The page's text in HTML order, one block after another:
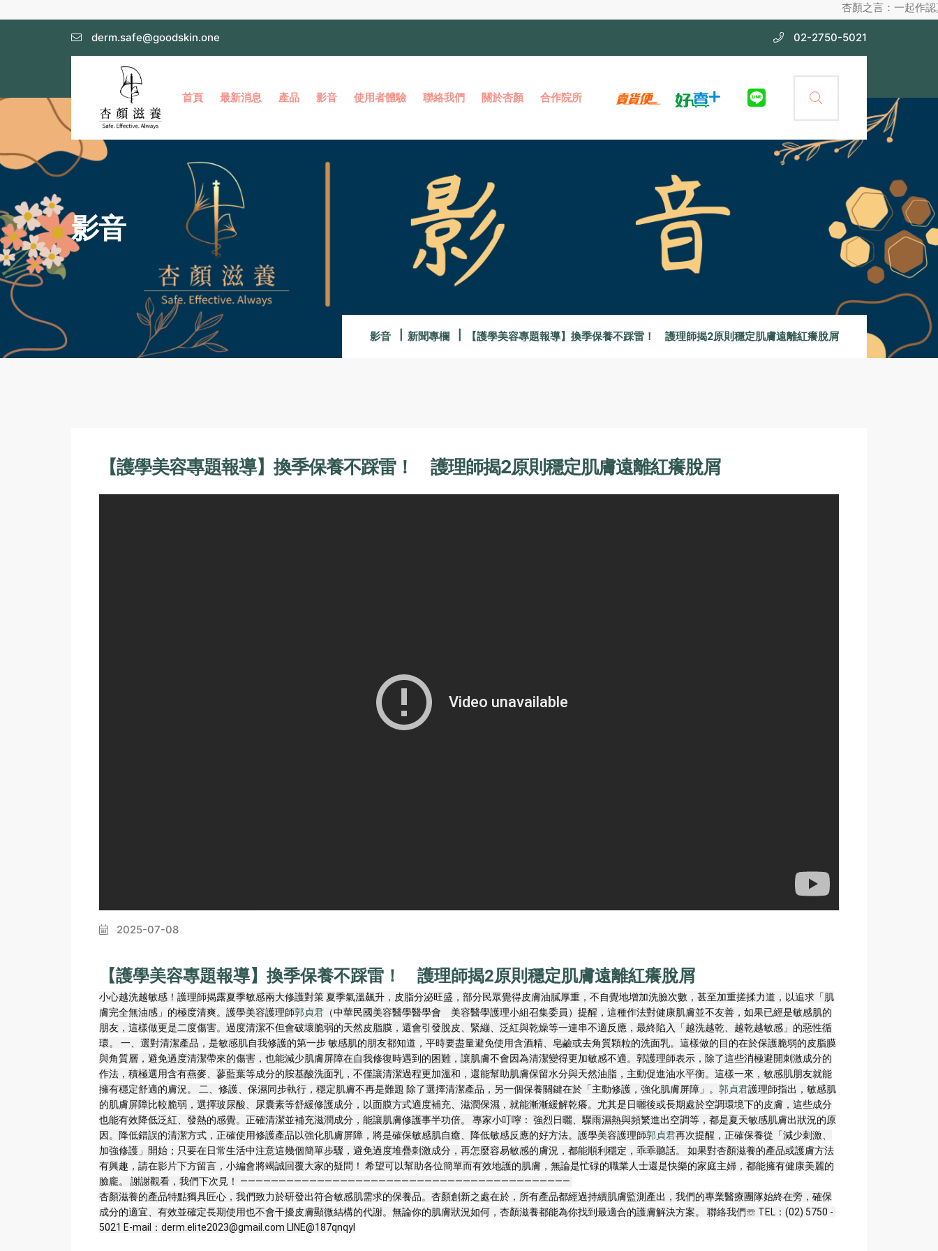
杏顏之言：一起作
derm.safe@goodskin.one 02-2750-5021
首頁 最新消息 產品 影音 使用者體驗 聯絡我們 關於杏顏 合作院所
影音
影音 新聞專欄 【護學美容專題報導】換季保養不踩雷！ 護理師揭2原則穩定肌膚遠離紅癢脫屑
【護學美容專題報導】換季保養不踩雷！ 護理師揭2原則穩定肌膚遠離紅癢脫屑
2025-07-08
【護學美容專題報導】換季保養不踩雷！ 護理師揭2原則穩定肌膚遠離紅癢脫屑
小心越洗越敏感！護理師揭露夏季敏感兩大修護對策 夏季氣溫飆升，皮脂分泌旺盛，部分民眾覺得皮膚油膩厚重，不自覺地增加洗臉次數，甚至加重搓揉力道，以追求「肌
膚完全無油感」的極度清爽。護學美容護理師郭貞君 （中華民國美容醫學醫學會　美容醫學護理小組召集委員）提醒，這種作法對健康肌膚並不友善，如果已經是敏感肌的
朋友，這樣做更是二度傷害。過度清潔不但會破壞脆弱的天然皮脂膜，還會引發脫皮、緊繃、泛紅與乾燥等一連串不適反應，最終陷入「越洗越乾、越乾越敏感」的惡性循
環。 一、選對清潔產品，是敏感肌自我修護的第一步 敏感肌的朋友都知道，平時要盡量避免使用含酒精、皂鹼或去角質顆粒的洗面乳。這樣做的目的在於保護脆弱的皮脂膜
與角質層，避免過度清潔帶來的傷害，也能減少肌膚屏障在自我修復時遇到的困難，讓肌膚不會因為清潔變得更加敏感不適。郭護理師表示，除了這些消極避開刺激成分的
作法，積極選用含有燕麥、蓼藍葉等成分的胺基酸洗面乳，不僅讓清潔過程更加溫和，還能幫助肌膚保留水分與天然油脂，主動促進油水平衡。這樣一來，敏感肌朋友就能
擁有穩定舒適的膚況。 二、修護、保濕同步執行，穩定肌膚不再是難題 除了選擇清潔產品，另一個保養關鍵在於「主動修護，強化肌膚屏障」。 郭貞君護理師指出，敏感肌
的肌膚屏障比較脆弱，選擇玻尿酸、尿囊素等舒緩修護成分，以面膜方式適度補充、滋潤保濕，就能漸漸緩解乾癢。尤其是日曬後或長期處於空調環境下的皮膚，這些成分
也能有效降低泛紅、發熱的感覺。正確清潔並補充滋潤成分，能讓肌膚修護事半功倍。 專家小叮嚀： 強烈日曬、驟雨濕熱與頻繁進出空調等，都是夏天敏感肌膚出狀況的原
因。降低錯誤的清潔方式，正確使用修護產品以強化肌膚屏障，將是確保敏感肌自癒、降低敏感反應的好方法。護學美容護理師郭貞君再次提醒，正確保養從「減少刺激、
加強修護」開始；只要在日常生活中注意這幾個簡單步驟，避免過度堆疊刺激成分，再怎麼容易敏感的膚況，都能順利穩定，乖乖聽話。 如果對杏顏滋養的產品或護膚方法
有興趣，請在影片下方留言，小編會將竭誠回覆大家的疑問！ 希望可以幫助各位簡單而有效地護的肌膚，無論是忙碌的職業人士還是快樂的家庭主婦，都能擁有健康美麗的
臉龐。 謝謝觀看，我們下次見！ ———————————————————————————————————————————
杏顏滋養的產品特點獨具匠心，我們致力於研發出符合敏感肌需求的保養品。杏顏創新之處在於，所有產品都經過持續肌膚監測產出，我們的專業醫療團隊始終在旁，確保
成分的適宜、有效並確定長期使用也不會干擾皮膚顯微結構的代謝。無論你的肌膚狀況如何，杏顏滋養都能為你找到最適合的護膚解決方案。 聯絡我們☏ TEL：(02) 5750 -
5021 E-mail：derm.elite2023@gmail.com LINE@187qnqyl